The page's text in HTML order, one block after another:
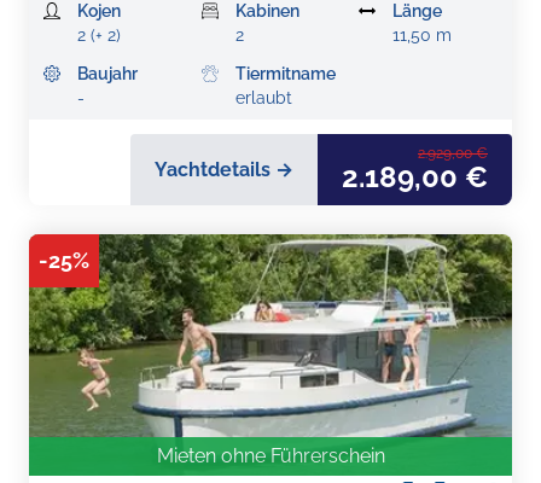
Kojen
2 (+ 2)
Kabinen
2
Länge
11,50 m
Baujahr
-
Tiermitname
erlaubt
Yachtdetails →
2.929,00 €
2.189,00 €
-25%
Mieten ohne Führerschein